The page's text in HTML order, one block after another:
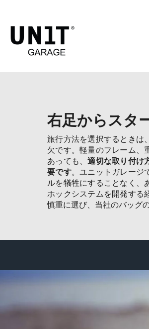
右足からスタ
旅行方法を選択するときは
欠です。軽量のフレーム、
あっても、適切な取り付け
要です。ユニットガレージ
ルを犠牲にすることなく、
ホックシステムを開発する
慎重に選び、当社のバッグ